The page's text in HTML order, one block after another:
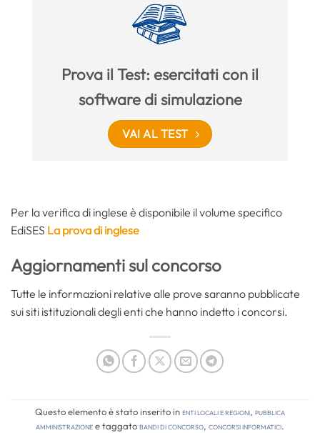
Prova il Test: esercitati con il
software di simulazione
VAI AL TEST
Per la verifica di inglese è disponibile il volume specifico
EdiSES La prova di inglese
Aggiornamenti sul concorso
Tutte le informazioni relative alle prove saranno pubblicate
sui siti istituzionali degli enti che hanno indetto i concorsi.
Questo elemento è stato inserito inEnti locali e regioni, Pubblica
amministrazionee taggatobandi di concorso, concorsi informatici.